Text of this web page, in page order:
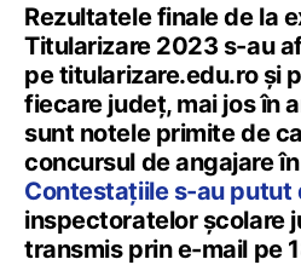
Rezultatele finale de la
Titularizare 2023 s-au
pe titularizare.edu.ro și
fiecare județ, mai jos în
sunt notele primite de
concursul de angajare
Contestațiile s-au putut
inspectoratelor școlare
transmis prin e-mail pe